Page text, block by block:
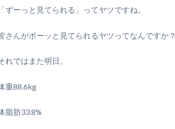
「ずーっと見てられる」ってヤツですね。
さんがボーッと見てられるヤツってなんですか？
れではまた明日。
重88.6kg
脂肪33.8%